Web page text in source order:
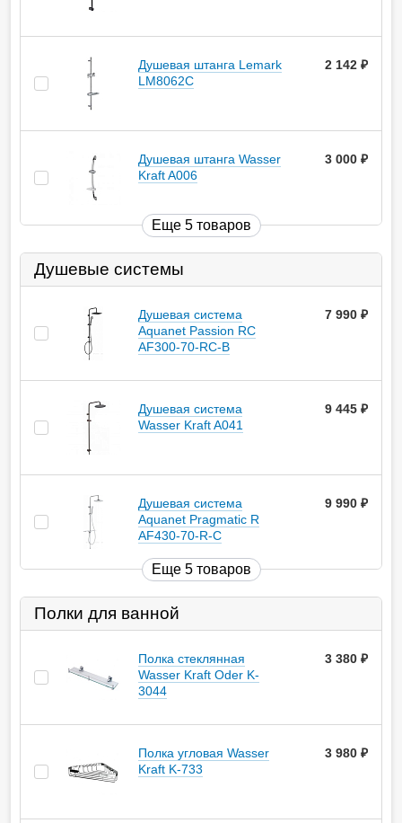
Душевая штанга Lemark
LM8062C
2 142
Душевая штанга Wasser
Kraft A006
3 000
Еще 5 товаров
Душевые системы
Душевая система
Aquanet Passion RC
AF300-70-RC-B
7 990
Душевая система
Wasser Kraft A041
9 445
Душевая система
Aquanet Pragmatic R
AF430-70-R-C
9 990
Еще 5 товаров
Полки для ванной
Полка стеклянная
Wasser Kraft Oder K-
3044
3 380
Полка угловая Wasser
Kraft K-733
3 980